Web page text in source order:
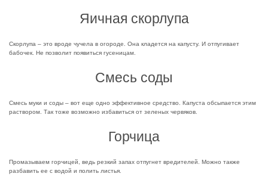
Яичная скорлупа
Скорлупа – это вроде чучела в огороде. Она кладется на капусту. И отпугивает
бабочек. Не позволит появиться гусеницам.
Смесь соды
Смесь муки и соды – вот еще одно эффективное средство. Капуста обсыпается этим
раствором. Так тоже возможно избавиться от зеленых червяков.
Горчица
Промазываем горчицей, ведь резкий запах отпугнет вредителей. Можно также
разбавить ее с водой и полить листья.